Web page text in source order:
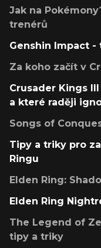
Jak na
trenérů
Genshin Impact
Za koho začít v
Crusader Kings
a které raději
Songs of
Tipy a triky pro
Ringu
Elden Ring:
Elden Ring
The Legend of
tipy a triky